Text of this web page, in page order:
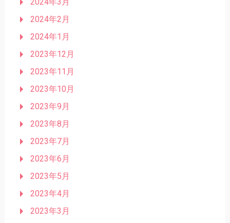
2024年2月
2024年1月
2023年12月
2023年11月
2023年10月
2023年9月
2023年8月
2023年7月
2023年6月
2023年5月
2023年4月
2023年3月